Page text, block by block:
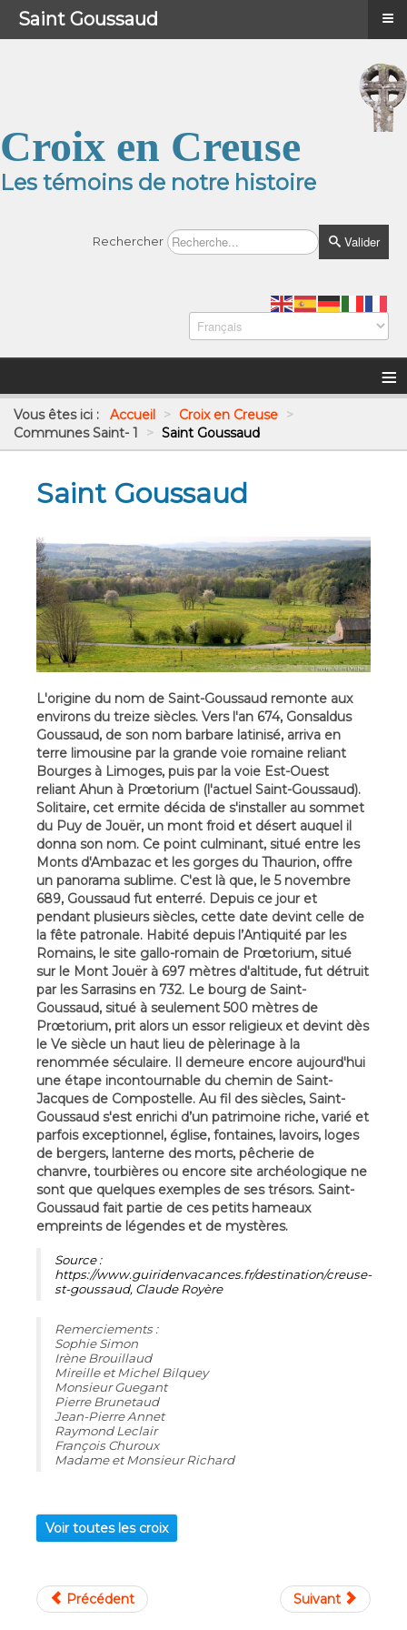
Croix en Creuse
Les témoins de notre histoire
Rechercher Valider
≡
Vous êtes ici : Accueil > Croix en Creuse >
Communes Saint- 1
> Saint Goussaud
Saint Goussaud
L'origine du nom de Saint-Goussaud remonte aux
environs du treize siècles. Vers l'an 674, Gonsaldus
Goussaud, de son nom barbare latinisé, arriva en
terre limousine par la grande voie romaine reliant
Bourges à Limoges, puis par la voie Est-Ouest
reliant Ahun à Prœtorium (l'actuel Saint-Goussaud).
Solitaire, cet ermite décida de s'installer au sommet
du Puy de Jouër, un mont froid et désert auquel il
donna son nom. Ce point culminant, situé entre les
Monts d'Ambazac et les gorges du Thaurion, offre
un panorama sublime. C'est là que, le 5 novembre
689, Goussaud fut enterré. Depuis ce jour et
pendant plusieurs siècles, cette date devint celle de
la fête patronale. Habité depuis l’Antiquité par les
Romains, le site gallo-romain de Prœtorium, situé
sur le Mont Jouër à 697 mètres d'altitude, fut détruit
par les Sarrasins en 732. Le bourg de Saint-
Goussaud, situé à seulement 500 mètres de
Prœtorium, prit alors un essor religieux et devint dès
le Ve siècle un haut lieu de pèlerinage à la
renommée séculaire. Il demeure encore aujourd'hui
une étape incontournable du chemin de Saint-
Jacques de Compostelle. Au fil des siècles, Saint-
Goussaud s'est enrichi d’un patrimoine riche, varié et
parfois exceptionnel, église, fontaines, lavoirs, loges
de bergers, lanterne des morts, pêcherie de
chanvre, tourbières ou encore site archéologique ne
sont que quelques exemples de ses trésors. Saint-
Goussaud fait partie de ces petits hameaux
empreints de légendes et de mystères.
Source :
https://www.guiridenvacances.fr/destination/creuse-
st-goussaud, Claude Royère
Remerciements :
Sophie Simon
Irène Brouillaud
Mireille et Michel Bilquey
Monsieur Guegant
Pierre Brunetaud
Jean-Pierre Annet
Raymond Leclair
François Churoux
Madame et Monsieur Richard
Voir toutes les croix
Précédent Suivant
Menu ≡
Saint Goussaud ≡